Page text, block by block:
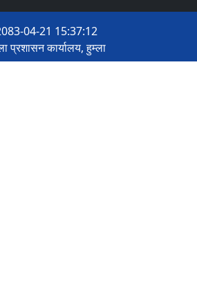
04-21 15:37:12
प्रशासन कार्यालय, हुम्ला